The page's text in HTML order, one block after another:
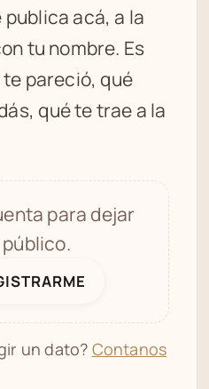
acá, a la
tu nombre. Es
pareció, qué
qué te trae a la
para dejar
un dato? Contanos